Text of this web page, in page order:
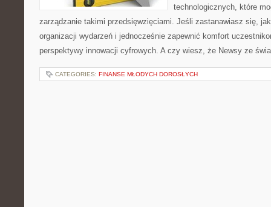
technologicznych, które
zarządzanie takimi przedsięwzięciami. Jeśli zastanawiasz się,
organizacji wydarzeń i jednocześnie zapewnić komfort
perspektywy innowacji cyfrowych. A czy wiesz, że Newsy ze
CATEGORIES: FINANSE MŁODYCH DOROSŁYCH